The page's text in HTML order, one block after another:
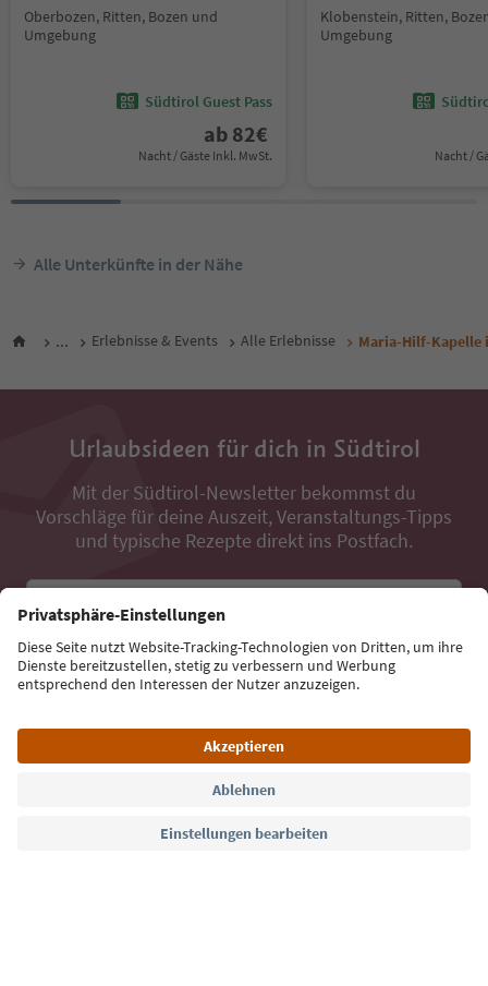
Oberbozen, Ritten, Bozen und
Umgebung
Südtirol Guest Pass
ab 82€
Nacht / Gäste Inkl. MwSt.
Klobenstein, Ritten,
Umgebung
Nacht /
Alle Unterkünfte in der Nähe
... Erlebnisse & Events Alle Erlebnisse Maria-Hilf-Kapelle
Urlaubsideen für dich in Südtirol
Mit der Südtirol-Newsletter bekommst du
Vorschläge für deine Auszeit, Veranstaltungs-Tipps
und typische Rezepte direkt ins Postfach.
E-Mail Adresse
Jetzt anmelden